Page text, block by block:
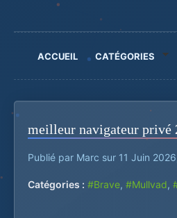
ACCUEIL CATÉGORIES
meilleur navigateur privé
Publié par Marc sur 11 Juin
Catégories : #Brave, #Mullvad,